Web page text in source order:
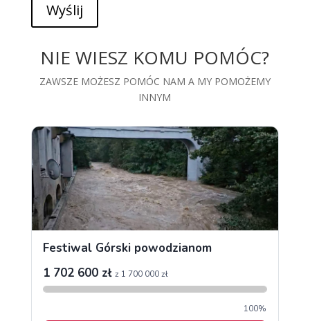
Wyślij
NIE WIESZ KOMU POMÓC?
ZAWSZE MOŻESZ POMÓC NAM A MY POMOŻEMY
INNYM